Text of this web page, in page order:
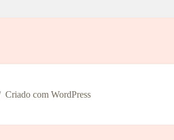
Criado com WordPress